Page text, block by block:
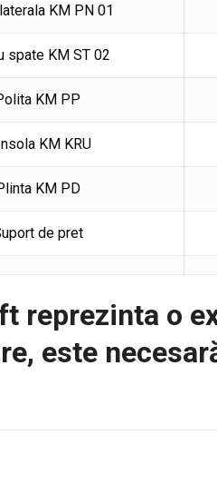
KM PN 01
spate KM ST 02
KM PP
KM KRU
KM PD
de pret
reprezinta o
este